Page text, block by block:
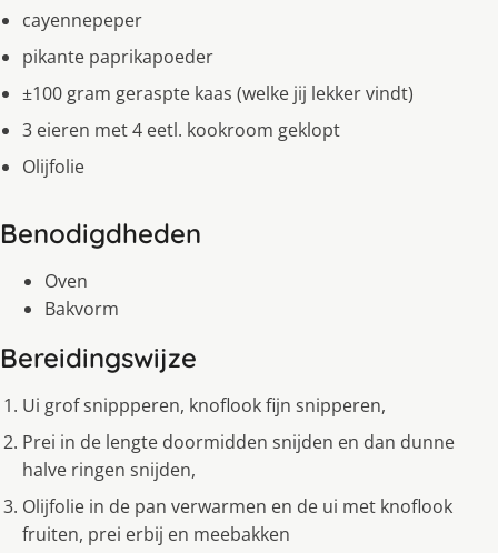
cayennepeper
pikante paprikapoeder
±100 gram geraspte kaas (welke jij lekker vindt)
3 eieren met 4 eetl. kookroom geklopt
Olijfolie
Benodigdheden
Oven
Bakvorm
Bereidingswijze
Ui grof snippperen, knoflook fijn snipperen,
Prei in de lengte doormidden snijden en dan dunne
halve ringen snijden,
Olijfolie in de pan verwarmen en de ui met knoflook
fruiten, prei erbij en meebakken